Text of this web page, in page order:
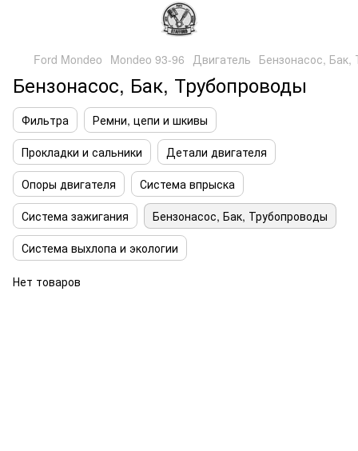
Ford Mondeo Mondeo 93-96 Двигатель Бензонасос, Бак,
Бензонасос, Бак, Трубопроводы
Фильтра
Ремни, цепи и шкивы
Прокладки и сальники
Детали двигателя
Опоры двигателя
Система впрыска
Система зажигания
Бензонасос, Бак, Трубопроводы
Система выхлопа и экологии
Нет товаров